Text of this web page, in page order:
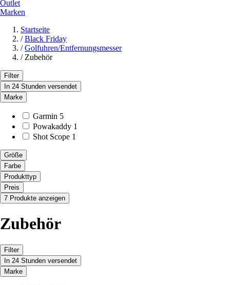
Outlet
Marken
Startseite
/ Black Friday
/ Golfuhren/Entfernungsmesser
/ Zubehör
Filter
In 24 Stunden versendet
Marke
Garmin 5
Powakaddy 1
Shot Scope 1
Größe
Farbe
Produkttyp
Preis
7 Produkte anzeigen
Zubehör
Filter
In 24 Stunden versendet
Marke